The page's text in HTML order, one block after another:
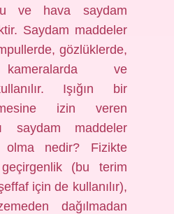
ve hava saydam
Saydam maddeler
gözlüklerde,
ve
Işığın bir
izin veren
saydam maddeler
olma nedir? Fizikte
(bu terim
için de kullanılır),
dağılmadan